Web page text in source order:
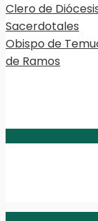
Clero de
Sacerdotales
Obispo de
de Ramos